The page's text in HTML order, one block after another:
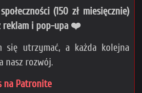
(150 zł miesięcznie)
reklam i pop-upa ❤️
się utrzymać, a każda kolejna
nasz rozwój.
na Patronite